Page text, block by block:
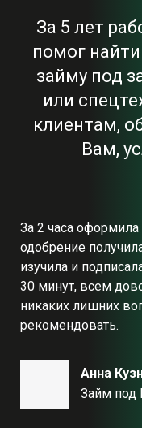
За 5 лет
помог
займу под
или
клиентам,
Вам,
За 2 часа
одобрение
изучила и
30 минут, всем
никаких лишних
рекомендовать.
Анна
Займ под